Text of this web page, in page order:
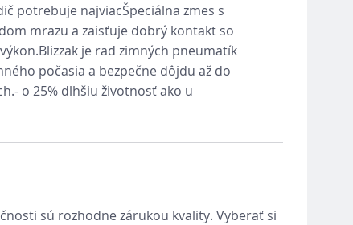
potrebuje najviacŠpeciálna zmes s
mrazu a zaisťuje dobrý kontakt so
je rad zimných pneumatík
počasia a bezpečne dôjdu až do
o 25% dlhšiu životnosť ako u
sú rozhodne zárukou kvality. Vyberať si